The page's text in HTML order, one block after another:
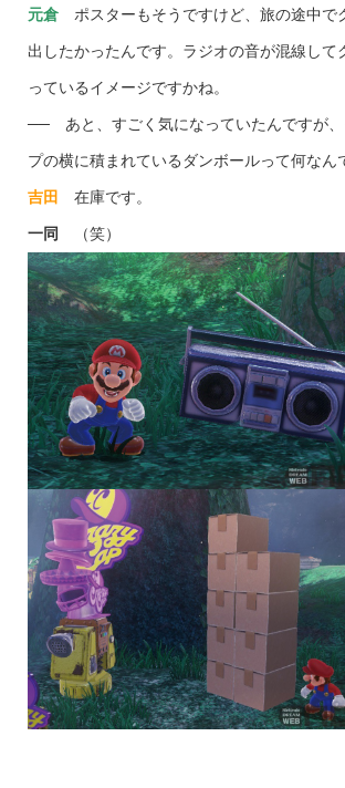
元倉ポスターもそうですけど、旅の途中で
出したかったんです。ラジオの音が混線して
っているイメージですかね。
── あと、すごく気になっていたんですが、
プの横に積まれているダンボールって何なん
吉田 在庫です。
一同 （笑）